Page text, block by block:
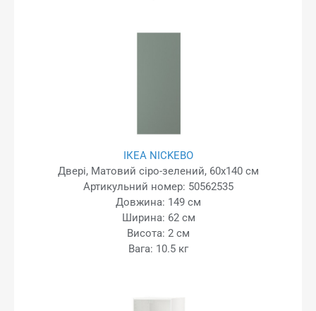
ІКЕА NICKEBO
Двері, Матовий сіро-зелений, 60x140 см
Артикульний номер: 50562535
Довжина: 149 см
Ширина: 62 см
Висота: 2 см
Вага: 10.5 кг